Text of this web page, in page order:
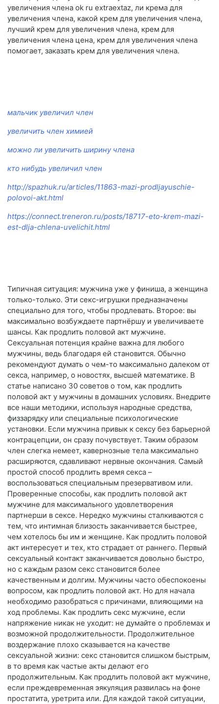
увеличения члена ok ru extraextaz, ли крема для
увеличения члена, какой крем для увеличения члена,
лучший крем для увеличения члена, крем для
увеличения члена цена, крем для увеличения члена
помогает, заказать крем для увеличения члена.
мальчик увеличил член
увеличить член химией
можно ли увеличить ширину члена
кто нибудь увеличил член
http://spazhuk.ru/articles/11863-mazi-prodljayuschie-
polovoi-akt.html
https://connect.treneron.ru/posts/18717-eto-krem-mazi-
est-dlja-chlena-uvelichit.html
Типичная ситуация: мужчина уже у финиша, а женщина
только-только. Эти секс-игрушки предназначены
специально для того, чтобы продлевать. Второе: вы
максимально возбуждаете партнёршу и увеличиваете
шансы. Как продлить половой акт мужчине.
Сексуальная потенция крайне важна для любого
мужчины, ведь благодаря ей становится. Обычно
рекомендуют думать о чем-то максимально далеком от
секса, например, о новостях, высшей математике. В
статье написано 30 советов о том, как продлить
половой акт у мужчины в домашних условиях. Внедрите
все наши методики, используя народные средства,
физзарядку или специальные психологические
установки. Если мужчина привык к сексу без барьерной
контрацепции, он сразу почувствует. Таким образом
член слегка немеет, кавернозные тела максимально
расширяются, сдавливают нервные окончания. Самый
простой способ продлить время секса –
воспользоваться специальным презервативом или.
Проверенные способы, как продлить половой акт
мужчине для максимального удовлетворения
партнерши в сексе. Нередко мужчины сталкиваются с
тем, что интимная близость заканчивается быстрее,
чем хотелось бы им и женщине. Как продлить половой
акт интересует и тех, кто страдает от раннего. Первый
сексуальный контакт заканчивается довольно быстро,
но с каждым разом секс становится более
качественным и долгим. Мужчины часто обеспокоены
вопросом, как продлить половой акт. Но для начала
необходимо разобраться с причинами, влияющими на
ход проблемы. Как продлить секс мужчине, если
напряжение никак не уходит: не думайте о проблемах и
возможной продолжительности. Продолжительное
воздержание плохо сказывается на качестве
сексуальной жизни: секс становится слишком быстрым,
в то время как частые акты делают его
продолжительным. Как продлить половой акт мужчине,
если преждевременная эякуляция развилась на фоне
простатита, уретрита или. Для каждой такой ситуации,